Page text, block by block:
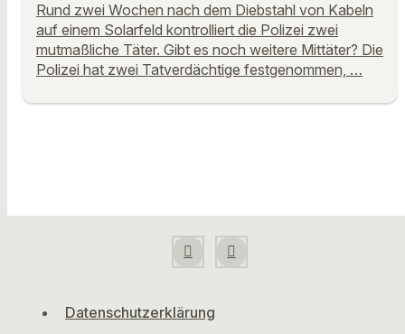
Rund zwei Wochen nach dem Diebstahl von Kabeln
auf einem Solarfeld kontrolliert die Polizei zwei
mutmaßliche Täter. Gibt es noch weitere Mittäter? Die
Polizei hat zwei Tatverdächtige festgenommen, …
Datenschutzerklärung